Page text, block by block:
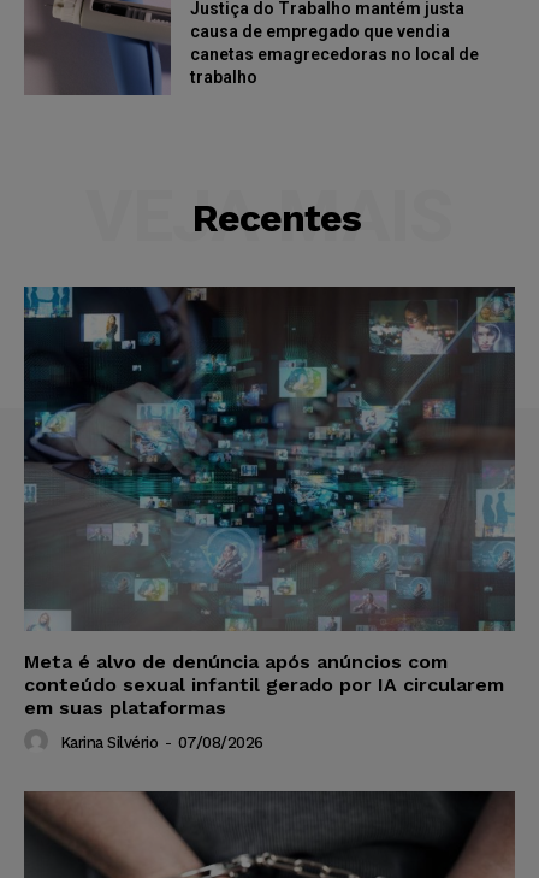
Justiça do Trabalho mantém justa
causa de empregado que vendia
canetas emagrecedoras no local de
trabalho
Recentes
VEJA MAIS
Meta é alvo de denúncia após anúncios com
conteúdo sexual infantil gerado por IA circularem
em suas plataformas
Karina Silvério - 07/08/2026